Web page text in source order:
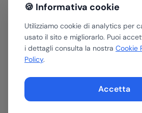
🍪 Informativa cookie
Utilizziamo cookie di analytics per
usato il sito e migliorarlo. Puoi
i dettagli consulta la nostra Cookie
Policy.
Accetta
Come aiutiamo le
delManifattura &
inEmilia-
Assessment AI